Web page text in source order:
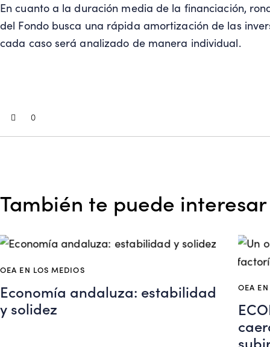
En cuanto a la duración media de la financiación,
del Fondo busca una rápida amortización de las
cada caso será analizado de manera individual.
0
También te puede interesar
OEA EN LOS MEDIOS
Economía andaluza: estabilidad
y solidez
OEA